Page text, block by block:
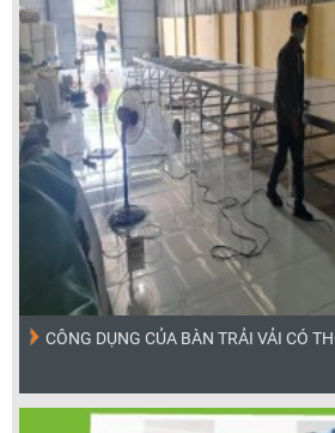
CÔNG DỤNG CỦA BÀN TRẢI VẢI CÓ